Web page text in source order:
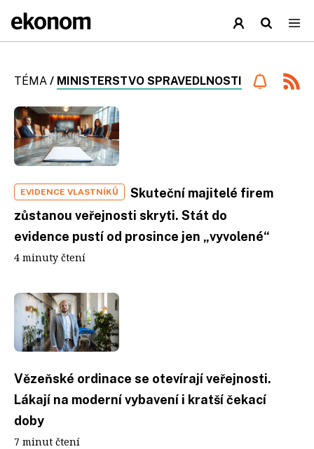
TÉMA / MINISTERSTVO SPRAVEDLNOSTI
EVIDENCE VLASTNÍKŮ
Skuteční majitelé firem
zůstanou veřejnosti skryti. Stát do
evidence pustí od prosince jen „vyvolené“
4 minuty čtení
Vězeňské ordinace se otevírají veřejnosti.
Lákají na moderní vybavení i kratší čekací
doby
7 minut čtení